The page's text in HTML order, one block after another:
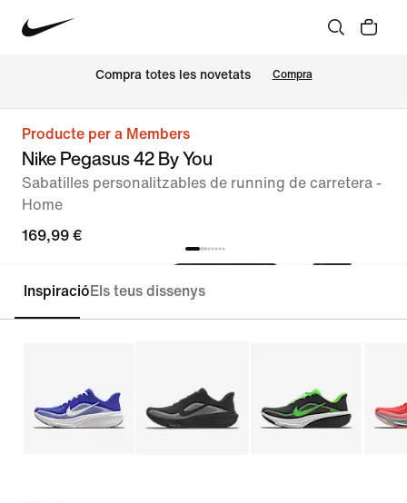
Compra totes les novetats Compra
Producte per a Members
Nike Pegasus 42 By You
Sabatilles personalitzables de running de carretera -
Home
169,99 €
Personalitza
Inspiració Els teus dissenys